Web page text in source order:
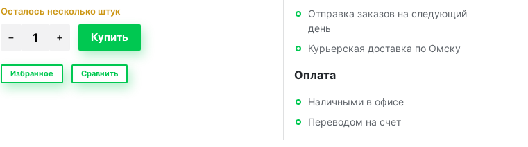
Осталось несколько штук
Избранное Сравнить
Отправка заказов на следующий
день
Курьерская доставка по Омску
Оплата
Наличными в офисе
Переводом на счет